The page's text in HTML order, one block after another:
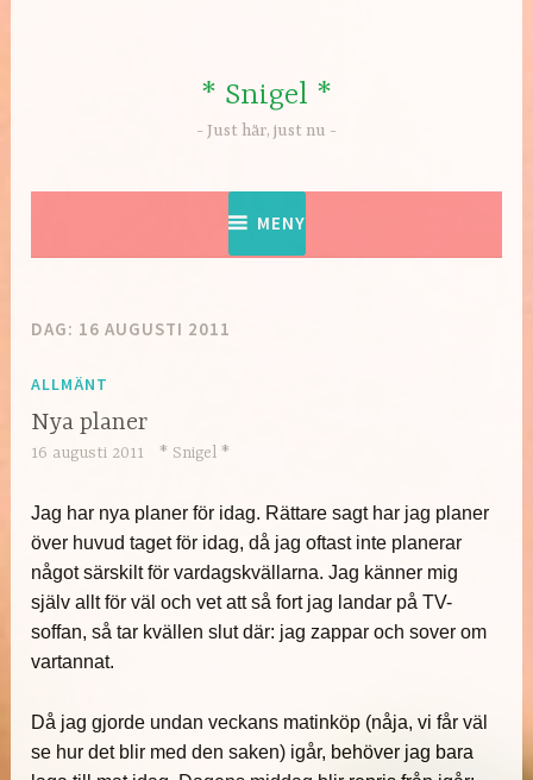
* Snigel *
Just här, just nu
MENY
DAG: 16 AUGUSTI 2011
ALLMÄNT
Nya planer
16 augusti 2011 * Snigel *
Jag har nya planer för idag. Rättare sagt har jag planer
över huvud taget för idag, då jag oftast inte planerar
något särskilt för vardagskvällarna. Jag känner mig
själv allt för väl och vet att så fort jag landar på TV-
soffan, så tar kvällen slut där: jag zappar och sover om
vartannat.
Då jag gjorde undan veckans matinköp (nåja, vi får väl
se hur det blir med den saken) igår, behöver jag bara